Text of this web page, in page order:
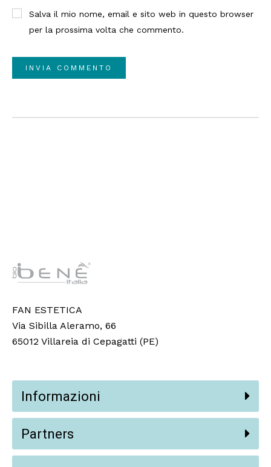
Salva il mio nome, email e sito web in questo browser
per la prossima volta che commento.
FAN ESTETICA
Via Sibilla Aleramo, 66
65012 Villareia di Cepagatti (PE)
Informazioni
Partners